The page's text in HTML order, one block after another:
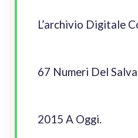
L’archivio Digitale
67 Numeri Del
2015 A Oggi.